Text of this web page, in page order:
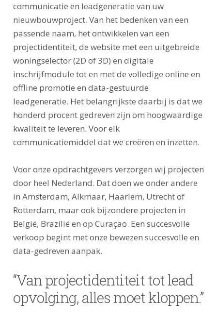
communicatie en leadgeneratie van uw
nieuwbouwproject. Van het bedenken van een
passende naam, het ontwikkelen van een
projectidentiteit, de website met een uitgebreide
woningselector (2D of 3D) en digitale
inschrijfmodule tot en met de volledige online en
offline promotie en data-gestuurde
leadgeneratie. Het belangrijkste daarbij is dat we
honderd procent gedreven zijn om hoogwaardige
kwaliteit te leveren. Voor elk
communicatiemiddel dat we creëren en inzetten.
Voor onze opdrachtgevers verzorgen wij projecten
door heel Nederland. Dat doen we onder andere
in Amsterdam, Alkmaar, Haarlem, Utrecht of
Rotterdam, maar ook bijzondere projecten in
België, Brazilië en op Curaçao. Een succesvolle
verkoop begint met onze bewezen succesvolle en
data-gedreven aanpak.
“Van projectidentiteit tot lead
opvolging, alles moet kloppen.”